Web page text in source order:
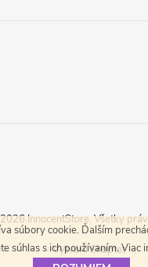
súbory cookie. Ďalším
súhlas s ich používaním. Viac
Vytvoril Shoptet
InnocentStore. Všetky